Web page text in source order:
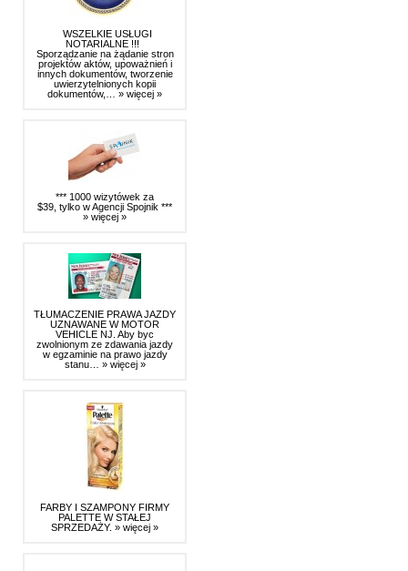
WSZELKIE USŁUGI
NOTARIALNE !!!
Sporządzanie na żądanie stron
projektów aktów, upoważnień i
innych dokumentów, tworzenie
uwierzytelnionych kopii
dokumentów,… » więcej »
*** 1000 wizytówek za
$39, tylko w Agencji Spojnik ***
» więcej »
TŁUMACZENIE PRAWA JAZDY
UZNAWANE W MOTOR
VEHICLE NJ. Aby byc
zwolnionym ze zdawania jazdy
w egzaminie na prawo jazdy
stanu… » więcej »
FARBY I SZAMPONY FIRMY
PALETTE W STAŁEJ
SPRZEDAŻY. » więcej »